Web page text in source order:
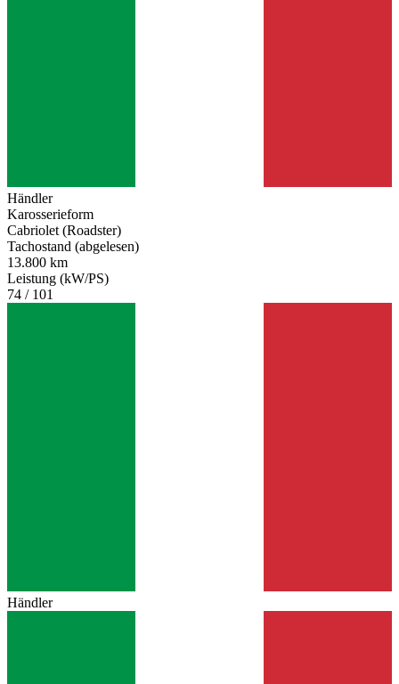
Händler
Karosserieform
Cabriolet (Roadster)
Tachostand (abgelesen)
13.800 km
Leistung (kW/PS)
74 / 101
Händler